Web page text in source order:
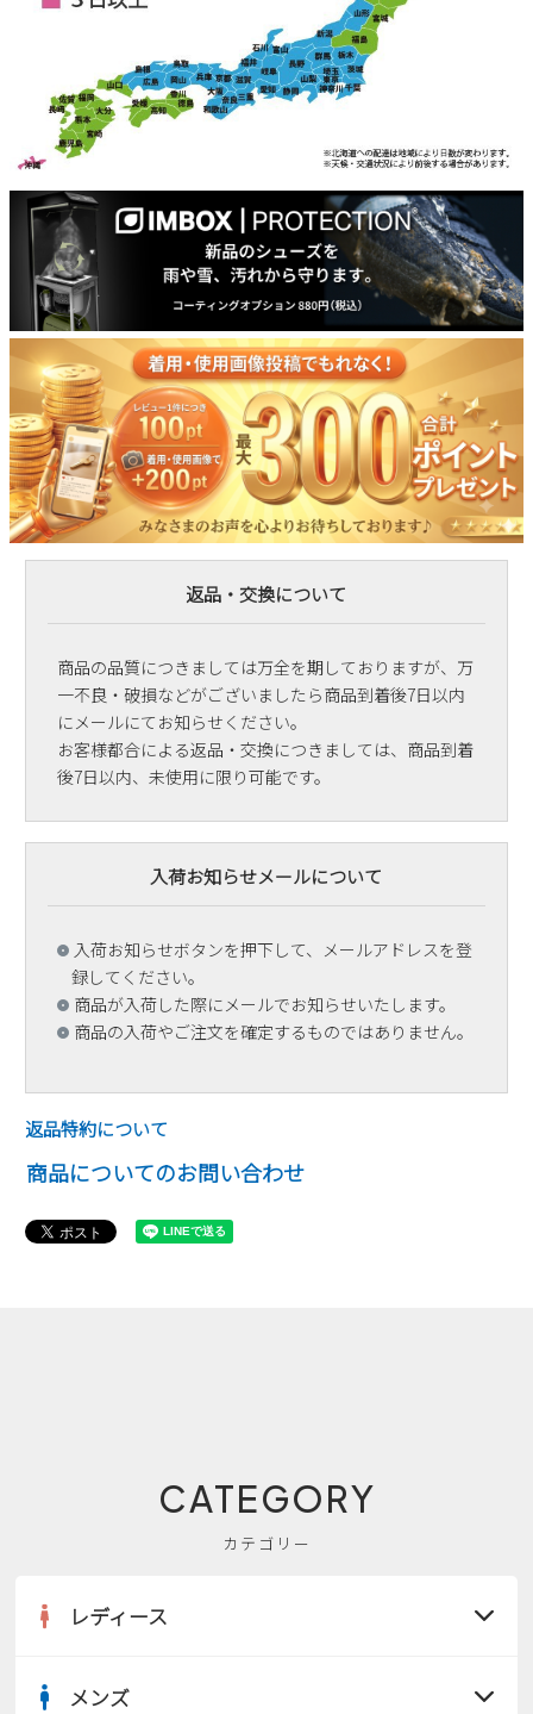
返品・交換について
商品の品質につきましては万全を期しておりますが、万
一不良・破損などがございましたら商品到着後7日以内
にメールにてお知らせください。
お客様都合による返品・交換につきましては、商品到着
後7日以内、未使用に限り可能です。
入荷お知らせメールについて
入荷お知らせボタンを押下して、メールアドレスを登
録してください。
商品が入荷した際にメールでお知らせいたします。
商品の入荷やご注文を確定するものではありません。
返品特約について
商品についてのお問い合わせ
CATEGORY
カテゴリー
レディース
メンズ